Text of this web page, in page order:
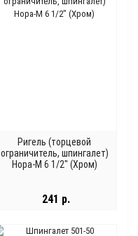
Ригель (торцевой
ограничитель, шпингалет)
Нора-М 6 1/2" (Хром)
241 р.